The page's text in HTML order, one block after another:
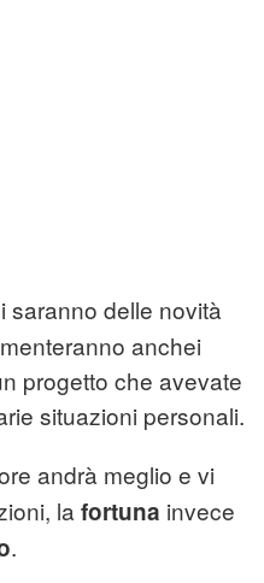
saranno delle novità
anchei
progetto che avevate
situazioni personali.
andrà meglio e vi
la fortuna invece
.